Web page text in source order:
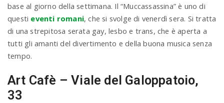
base al giorno della settimana. Il “Muccassassina” è uno di
questi eventi romani, che si svolge di venerdì sera. Si tratta
di una strepitosa serata gay, lesbo e trans, che è aperta a
tutti gli amanti del divertimento e della buona musica senza
tempo.
Art Cafè – Viale del Galoppatoio,
33